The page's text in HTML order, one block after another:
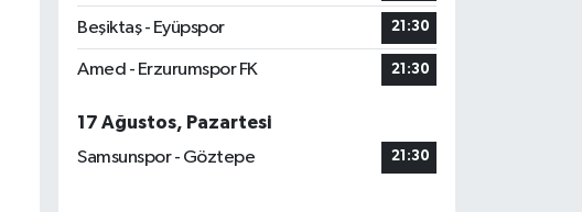
Beşiktaş - Eyüpspor 21:30
Amed - Erzurumspor FK 21:30
17 Ağustos, Pazartesi
Samsunspor - Göztepe
21:30